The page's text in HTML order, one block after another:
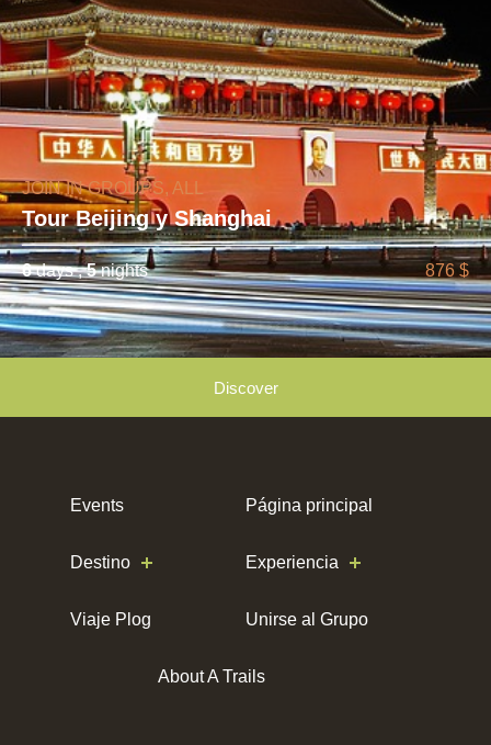
JOIN IN GROUPS, ALL
Tour Beijing y Shanghai
6days ,5nights 876 $
Discover
Events Página principal
Destino Experiencia
Viaje Plog Unirse al Grupo
About A Trails